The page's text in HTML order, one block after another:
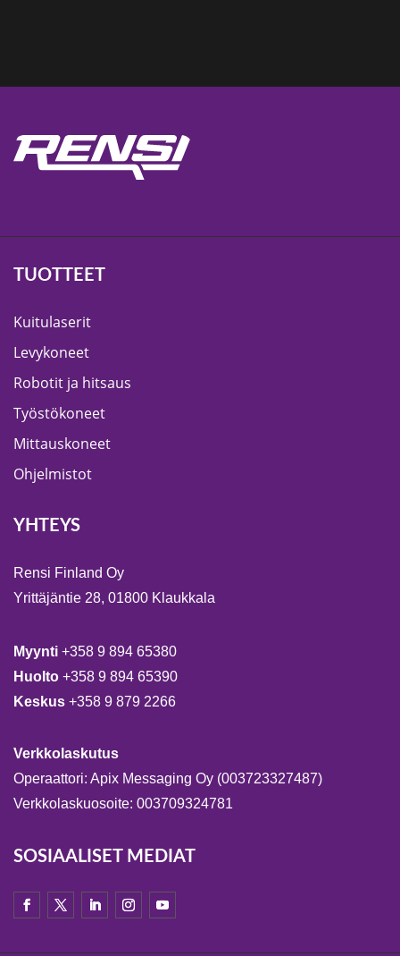
TUOTTEET
Kuitulaserit
Levykoneet
Robotit ja hitsaus
Työstökoneet
Mittauskoneet
Ohjelmistot
YHTEYS
Rensi Finland Oy
Yrittäjäntie 28, 01800 Klaukkala
Myynti +358 9 894 65380
Huolto +358 9 894 65390
Keskus +358 9 879 2266
Verkkolaskutus
Operaattori: Apix Messaging Oy (003723327487)
Verkkolaskuosoite: 003709324781
SOSIAALISET MEDIAT